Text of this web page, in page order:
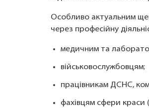
Особливо актуальним
через професійну
медичним та
військовослужбовцям;
працівникам ДСНС,
фахівцям сфери краси